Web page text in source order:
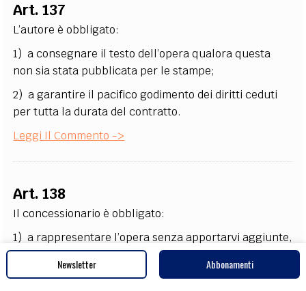
Art. 137
L’autore è obbligato:
1) a consegnare il testo dell’opera qualora questa
non sia stata pubblicata per le stampe;
2) a garantire il pacifico godimento dei diritti ceduti
per tutta la durata del contratto.
Leggi Il Commento ->
Art. 138
Il concessionario è obbligato:
1) a rappresentare l’opera senza apportarvi aggiunte,
tagli o variazioni non consentite dall’autore, e previo
annuncio al pubblico, nelle forme d’uso, del titolo
Newsletter Abbonamenti